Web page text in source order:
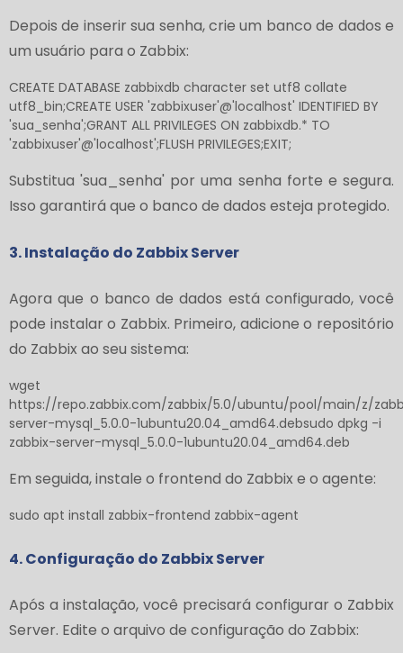
Depois de inserir sua senha, crie um banco de dados e
um usuário para o Zabbix:
CREATE DATABASE zabbixdb character set utf8 collate
utf8_bin;CREATE USER 'zabbixuser'@'localhost' IDENTIFIED BY
'sua_senha';GRANT ALL PRIVILEGES ON zabbixdb.* TO
'zabbixuser'@'localhost';FLUSH PRIVILEGES;EXIT;
Substitua 'sua_senha' por uma senha forte e segura.
Isso garantirá que o banco de dados esteja protegido.
3. Instalação do Zabbix Server
Agora que o banco de dados está configurado, você
pode instalar o Zabbix. Primeiro, adicione o repositório
do Zabbix ao seu sistema:
wget
https://repo.zabbix.com/zabbix/5.0/ubuntu/pool/main/z/
server-mysql_5.0.0-1ubuntu20.04_amd64.debsudo dpkg -i
zabbix-server-mysql_5.0.0-1ubuntu20.04_amd64.deb
Em seguida, instale o frontend do Zabbix e o agente:
sudo apt install zabbix-frontend zabbix-agent
4. Configuração do Zabbix Server
Após a instalação, você precisará configurar o Zabbix
Server. Edite o arquivo de configuração do Zabbix: